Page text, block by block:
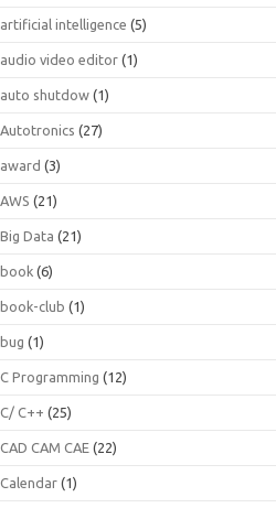
artificial intelligence (5)
audio video editor (1)
auto shutdow (1)
Autotronics (27)
award (3)
AWS (21)
Big Data (21)
book (6)
book-club (1)
bug (1)
C Programming (12)
C/ C++ (25)
CAD CAM CAE (22)
Calendar (1)